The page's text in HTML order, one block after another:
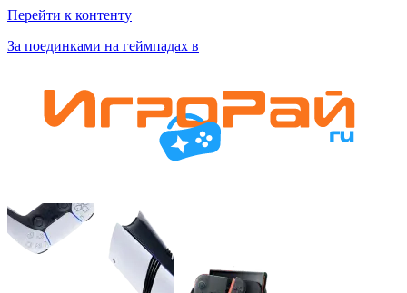
Перейти к контенту
За поединками на геймпадах в